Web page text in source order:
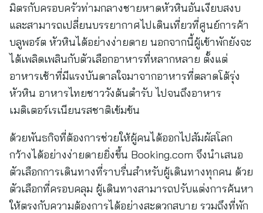
มิตรกับครอบครัวท่ามกลางชายหาดหัวหินอันเงียบสงบ
และสามารถเปลี่ยนบรรยากาศไปเดินเที่ยวที่ศูนย์การค้า
บลูพอร์ต หัวหินได้อย่างง่ายดาย นอกจากนี้ผู้เข้าพักยังจะ
ได้เพลิดเพลินกับตัวเลือกอาหารที่หลากหลาย ตั้งแต่
อาหารเช้าที่มีแรงบันดาลใจมาจากอาหารที่ตลาดโต้รุ่ง
หัวหิน อาหารไทยชาววังต้นตำรับ ไปจนถึงอาหาร
เมดิเตอร์เรเนียนรสชาติเข้มข้น
ด้วยพันธกิจที่ต้องการช่วยให้ผู้คนได้ออกไปสัมผัสโลก
กว้างได้อย่างง่ายดายยิ่งขึ้น Booking.com จึงนำเสนอ
ตัวเลือกการเดินทางที่ราบรื่นสำหรับผู้เดินทางทุกคน ด้วย
ตัวเลือกที่ครอบคลุม ผู้เดินทางสามารถปรับแต่งการค้นหา
ให้ตรงกับความต้องการได้อย่างสะดวกสบาย รวมถึงที่พัก